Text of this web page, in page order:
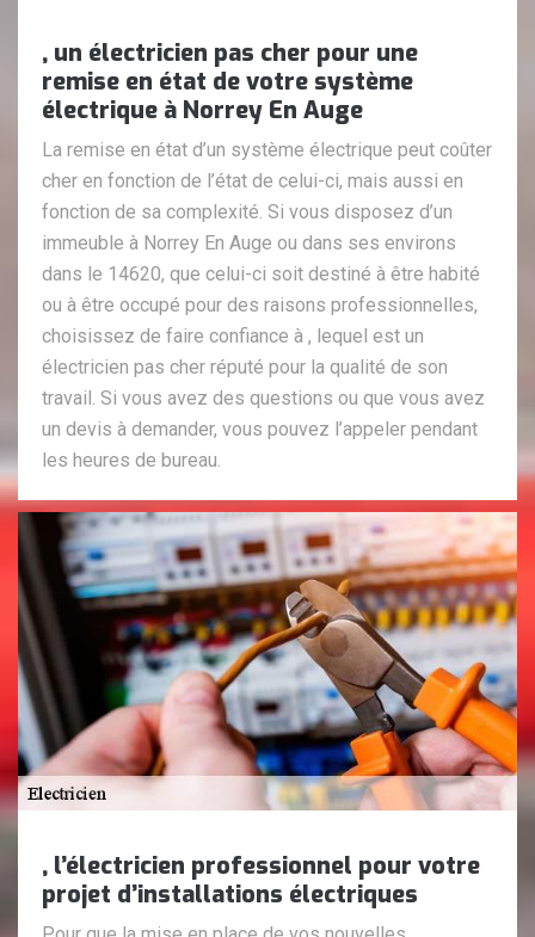
, un électricien pas cher pour une
remise en état de votre système
électrique à Norrey En Auge
La remise en état d’un système électrique peut coûter
cher en fonction de l’état de celui-ci, mais aussi en
fonction de sa complexité. Si vous disposez d’un
immeuble à Norrey En Auge ou dans ses environs
dans le 14620, que celui-ci soit destiné à être habité
ou à être occupé pour des raisons professionnelles,
choisissez de faire confiance à , lequel est un
électricien pas cher réputé pour la qualité de son
travail. Si vous avez des questions ou que vous avez
un devis à demander, vous pouvez l’appeler pendant
les heures de bureau.
, l’électricien professionnel pour votre
projet d’installations électriques